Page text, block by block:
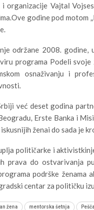
i organizacije Vajtal
godine pod motom
održane 2008. godine,
programa Podeli
osnaživanju i
već deset godina
Erste Banka i
ženai do sada je
političarke i
prava do ostvarivanja
podrške
centar za političku
žena mentorska šetnja